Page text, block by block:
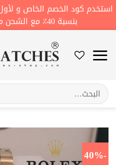
استخدم كود الخصم الخاص و
بنسبة 40٪ مع الشحن مجاني 😍 B40
للمحتوى
البحث
عن:
-40%